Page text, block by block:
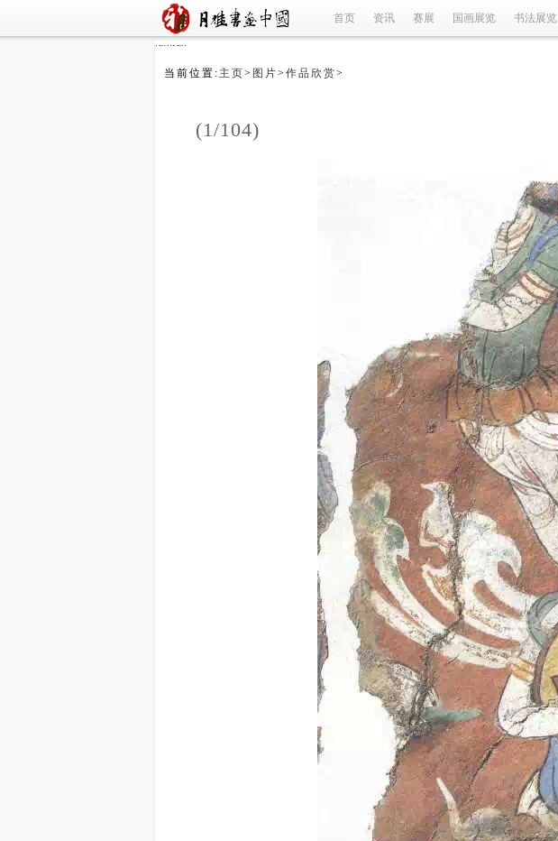
首页 资讯 赛展 国画展览 书法展览
refused
当前位置: 主页> 图片> 作品欣赏>
(1/104)